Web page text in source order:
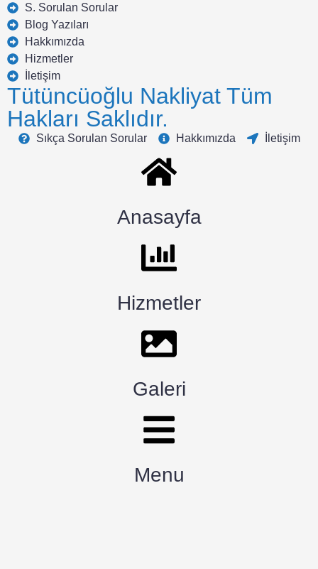
S. Sorulan Sorular
Blog Yazıları
Hakkımızda
Hizmetler
İletişim
Tütüncüoğlu Nakliyat Tüm
Hakları Saklıdır.
Sıkça Sorulan Sorular Hakkımızda İletişim
Anasayfa
Hizmetler
Galeri
Menu